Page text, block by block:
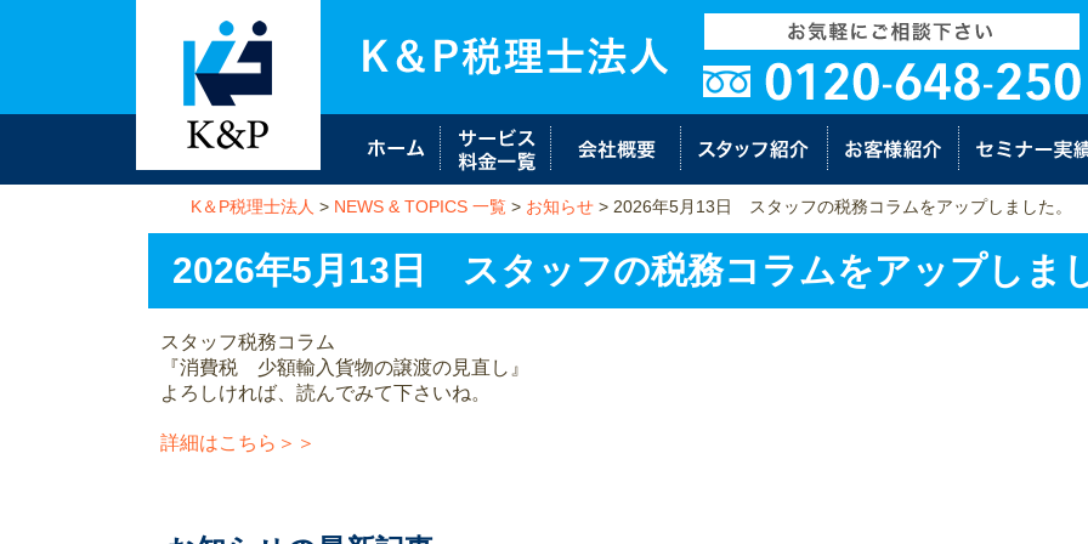
K＆P税理士法人 > NEWS & TOPICS 一覧 > お知らせ > 2026年5月13日 スタッフの税務コラムをアップしました。
2026年5月13日 スタッフの税務コラムをアップしま
スタッフ税務コラム
『消費税 少額輸入貨物の譲渡の見直し』
よろしければ、読んでみて下さいね。
詳細はこちら＞＞